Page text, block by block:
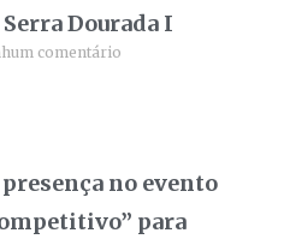
Dourada I
comentário
no evento
para